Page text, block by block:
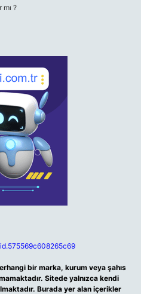
?
bir marka, kurum veya şahıs
Sitede yalnızca kendi
Burada yer alan içerikler